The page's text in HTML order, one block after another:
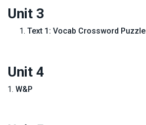
Unit 3
Text 1: Vocab Crossword Puzzle
Unit 4
1. W&P